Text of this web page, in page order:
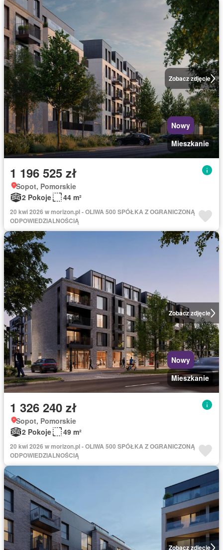
Zobacz zdjęcie
Nowy
Mieszkanie
1 196 525 zł
Sopot, Pomorskie
2 Pokoje
44 m²
20 kwi 2026 w morizon.pl - OLIWA 500 SPÓŁKA Z OGRANICZONĄ
ODPOWIEDZIALNOŚCIĄ
Zobacz zdjęcie
Nowy
Mieszkanie
1 326 240 zł
Sopot, Pomorskie
2 Pokoje
49 m²
20 kwi 2026 w morizon.pl - OLIWA 500 SPÓŁKA Z OGRANICZONĄ
ODPOWIEDZIALNOŚCIĄ
Zobacz zdjęcie